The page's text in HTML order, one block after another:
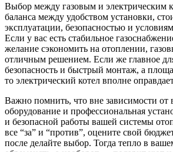
Выбор между газовым и электрическим
баланса между удобством установки,
эксплуатации, безопасностью и
Если у вас есть стабильное
желание сэкономить на отоплении,
отличным решением. Если же главное
безопасность и быстрый монтаж, а
то электрический котел вполне
Важно помнить, что вне зависимости от
оборудование и профессиональная
и безопасной работы вашей системы
все “за” и “против”, оцените свой
после делайте выбор. Тогда тепло в